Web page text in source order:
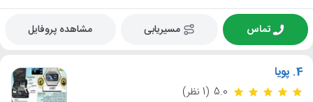
تماس مسیریابی مشاهده پروفایل
4. پویا
5.0 (1 نظر)